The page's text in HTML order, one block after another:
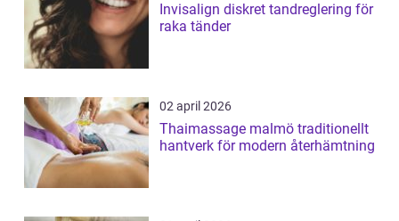
Invisalign diskret tandreglering för
raka tänder
02 april 2026
Thaimassage malmö traditionellt
hantverk för modern återhämtning